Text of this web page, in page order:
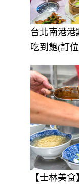
台北南港
吃到飽(訂
【士林美